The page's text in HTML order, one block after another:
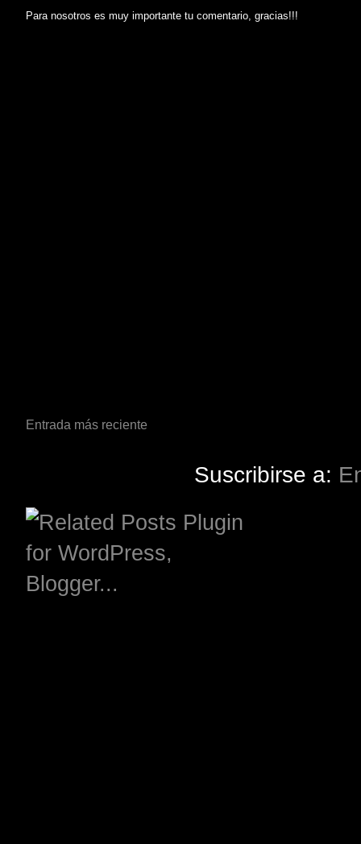
Para nosotros es muy importante tu comentario, gracias!!!
Entrada más reciente
Suscribirse a: